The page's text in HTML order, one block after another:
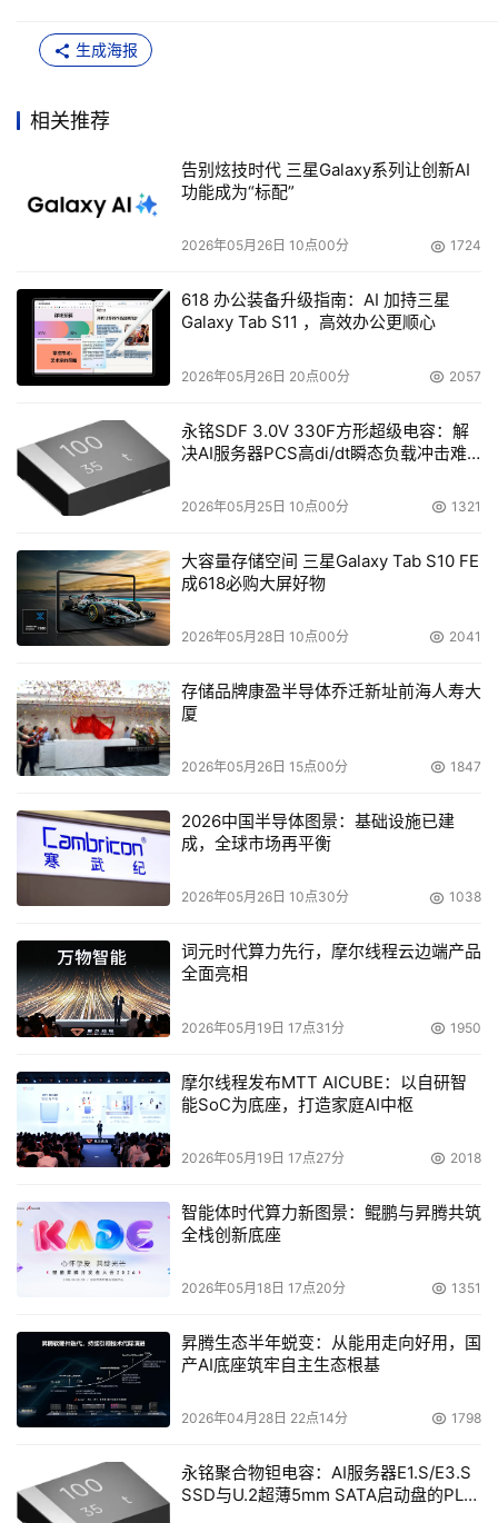
多台Intrepid6000系列导向器在世界范围内得到应用。事实
用户节省将来的投资。”
Intrepid 6140导向器是一款用于中型SAN或用于非常大
型网络的边缘配置（外加Intrepid 10000导向器作为骨干级
交换设备）的理想产品，它拥有140端口数，高数据读取量
间实现更高的带宽，而无需额外的布线。并能够通过减少
ISL（交换机间级联）来整合和简化用户的基础架构。这款
新刀片的特点还在于能够改进运营系统， 如高端诊断和
FICON CUP 分区功能。
这两款4Gb/s刀片产品都将在06年第二季度开始销售。
McDATA通过厂家直销渠道以及EMC、IBM、Sun
Microsystems和 HDS等合作伙伴进行销售。McDATA广泛
的渠道网和分销商也销售该款产品。
本文来源于DOIT传媒，文章内容仅供参考，不构成投资建议。
生成海报
相关推荐
告别炫技时代 三星Galaxy系列让创新AI
功能成为“标配”
2026年05月26日 10点00分 1724
618 办公装备升级指南：AI 加持三星
Galaxy Tab S11 ，高效办公更顺心
2026年05月26日 20点00分 2057
永铭SDF 3.0V 330F方形超级电容：解
决AI服务器PCS高di/dt瞬态负载冲击难
2026年05月25日 10点00分 1321
大容量存储空间 三星Galaxy Tab S10 FE
成618必购大屏好物
2026年05月28日 10点00分 2041
存储品牌康盈半导体乔迁新址前海人寿大
厦
2026年05月26日 15点00分 1847
2026中国半导体图景：基础设施已建
成，全球市场再平衡
2026年05月26日 10点30分 1038
词元时代算力先行，摩尔线程云边端产品
全面亮相
2026年05月19日 17点31分 1950
摩尔线程发布MTT AICUBE：以自研智
能SoC为底座，打造家庭AI中枢
2026年05月19日 17点27分 2018
智能体时代算力新图景：鲲鹏与昇腾共筑
全栈创新底座
2026年05月18日 17点20分 1351
昇腾生态半年蜕变：从能用走向好用，国
产AI底座筑牢自主生态根基
2026年04月28日 22点14分 1798
永铭聚合物钽电容：AI服务器E1.S/E3.S
SSD与U.2超薄5mm SATA启动盘的PLP